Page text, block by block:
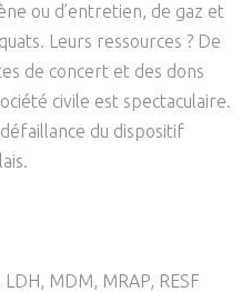
ou d’entretien, de gaz et
Leurs ressources ? De
de concert et des dons
civile est spectaculaire.
du dispositif
MDM, MRAP, RESF